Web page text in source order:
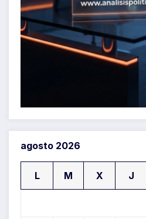
agosto 2026
L M X J